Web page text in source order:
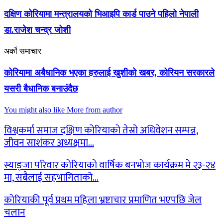
दक्षिण कोरियामा मन्त्रालयको भिआइपि कार्ड पाउने पहिलो नेपाली
डा.राजेश चन्द्र जोशी
अर्को समाचार
कोरियामा अबैधानिक भएका हरुलाई खुशीको खबर, कोरियन सरकारले
यसरी बैधानिक बनाउंदैछ
You might also like More from author
विश्वकर्मा समाज दक्षिण कोरियाको तेस्रो अधिवेशन सम्पन्न,
जीवन साशंकर अध्यक्षमा…
स्याङ्जा परिवार कोरियाको वार्षिक बनभोज कार्यक्रम मे २३-२४
मा, सबैलाई सहभागिताको…
कोरियाकी पूर्व प्रथम महिला भ्रष्टाचार प्रमाणित भएपछि जेल
चलान